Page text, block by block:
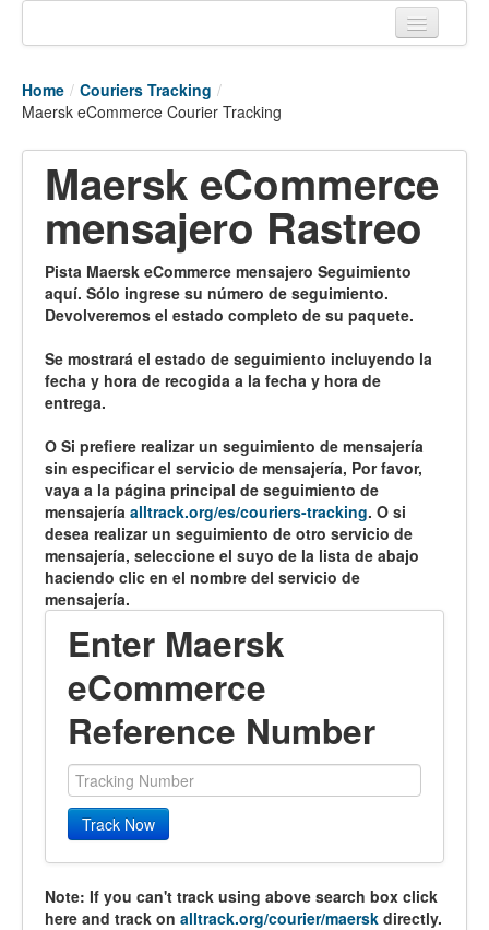
Tracking links
Couriers Tracking
Air Cargo Tracking
Postal Tracking
Vessel Tracking
Live Vessel Traffic
Port Of Calls
Home / Couriers Tracking /
Maersk eCommerce Courier Tracking
Maersk eCommerce
mensajero Rastreo
Pista Maersk eCommerce mensajero Seguimiento
aquí. Sólo ingrese su número de seguimiento.
Devolveremos el estado completo de su paquete.
Se mostrará el estado de seguimiento incluyendo la
fecha y hora de recogida a la fecha y hora de
entrega.
O Si prefiere realizar un seguimiento de mensajería
sin especificar el servicio de mensajería, Por favor,
vaya a la página principal de seguimiento de
mensajería alltrack.org/es/couriers-tracking. O si
desea realizar un seguimiento de otro servicio de
mensajería, seleccione el suyo de la lista de abajo
haciendo clic en el nombre del servicio de
mensajería.
Enter Maersk
eCommerce
Reference Number
Track Now
Note: If you can't track using above search box click
here and track on alltrack.org/courier/maersk directly.